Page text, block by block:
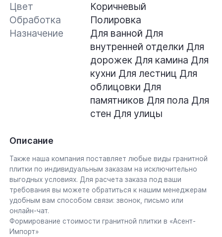
Цвет
Коричневый
Обработка
Полировка
Назначение
Для ванной Для
внутренней отделки Для
дорожек Для камина Для
кухни Для лестниц Для
облицовки Для
памятников Для пола Для
стен Для улицы
Описание
Также наша компания поставляет любые виды гранитной
плитки по индивидуальным заказам на исключительно
выгодных условиях. Для расчета заказа под ваши
требования вы можете обратиться к нашим менеджерам
удобным вам способом связи: звонок, письмо или
онлайн-чат.
Формирование стоимости гранитной плитки в «Асент-
Импорт»